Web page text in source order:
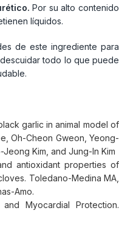
Por su alto contenido
líquidos.
de este ingrediente para
todo lo que puede
garlic in animal model of
Oh-Cheon Gweon, Yeong-
Kim, and Jung-In Kim
antioxidant properties of
Toledano-Medina MA,
Amo.
Myocardial Protection.